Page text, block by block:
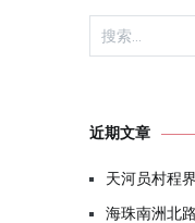
搜
索：
近期文章
天河员村程
海珠南洲北